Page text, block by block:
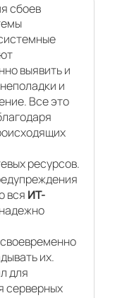
сбоев
выявить и
и
Все это
ресурсов.
вся ИТ-
их.
для
серверных